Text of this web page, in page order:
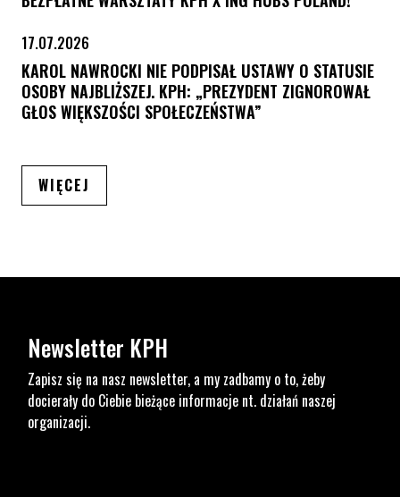
17.07.2026
KAROL NAWROCKI NIE PODPISAŁ USTAWY O STATUSIE
OSOBY NAJBLIŻSZEJ. KPH: „PREZYDENT ZIGNOROWAŁ
GŁOS WIĘKSZOŚCI SPOŁECZEŃSTWA”
WIĘCEJ
Newsletter KPH
Zapisz się na nasz newsletter, a my zadbamy o to, żeby
docierały do Ciebie bieżące informacje nt. działań naszej
organizacji.